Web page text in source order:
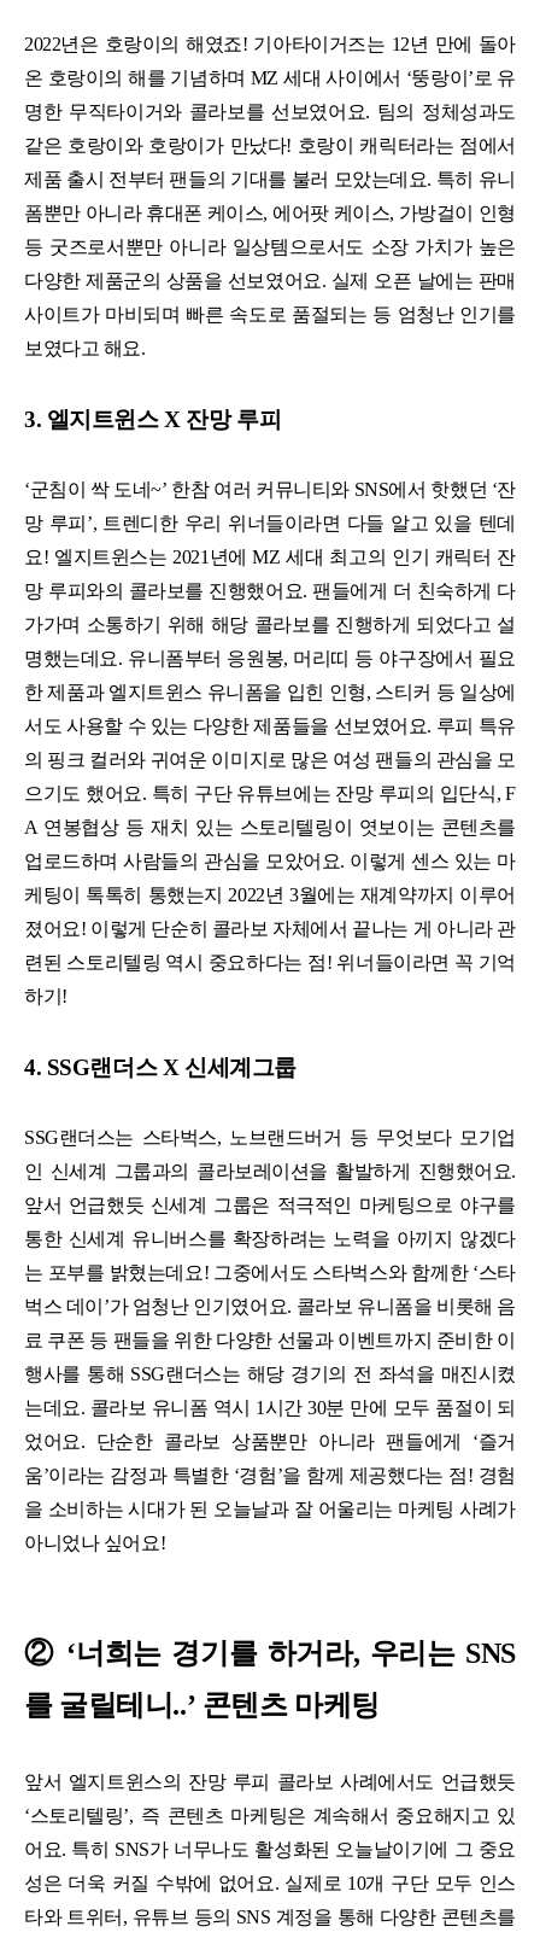
2022년은 호랑이의 해였죠! 기아타이거즈는 12년 만에 돌아
온 호랑이의 해를 기념하며 MZ 세대 사이에서 ‘뚱랑이’로 유
명한 무직타이거와 콜라보를 선보였어요. 팀의 정체성과도
같은 호랑이와 호랑이가 만났다! 호랑이 캐릭터라는 점에서
제품 출시 전부터 팬들의 기대를 불러 모았는데요. 특히 유니
폼뿐만 아니라 휴대폰 케이스, 에어팟 케이스, 가방걸이 인형
등 굿즈로서뿐만 아니라 일상템으로서도 소장 가치가 높은
다양한 제품군의 상품을 선보였어요. 실제 오픈 날에는 판매
사이트가 마비되며 빠른 속도로 품절되는 등 엄청난 인기를
보였다고 해요.
3. 엘지트윈스 X 잔망 루피
‘군침이 싹 도네~’ 한참 여러 커뮤니티와 SNS에서 핫했던 ‘잔
망 루피’, 트렌디한 우리 위너들이라면 다들 알고 있을 텐데
요! 엘지트윈스는 2021년에 MZ 세대 최고의 인기 캐릭터 잔
망 루피와의 콜라보를 진행했어요. 팬들에게 더 친숙하게 다
가가며 소통하기 위해 해당 콜라보를 진행하게 되었다고 설
명했는데요. 유니폼부터 응원봉, 머리띠 등 야구장에서 필요
한 제품과 엘지트윈스 유니폼을 입힌 인형, 스티커 등 일상에
서도 사용할 수 있는 다양한 제품들을 선보였어요. 루피 특유
의 핑크 컬러와 귀여운 이미지로 많은 여성 팬들의 관심을 모
으기도 했어요. 특히 구단 유튜브에는 잔망 루피의 입단식, F
A 연봉협상 등 재치 있는 스토리텔링이 엿보이는 콘텐츠를
업로드하며 사람들의 관심을 모았어요. 이렇게 센스 있는 마
케팅이 톡톡히 통했는지 2022년 3월에는 재계약까지 이루어
졌어요! 이렇게 단순히 콜라보 자체에서 끝나는 게 아니라 관
련된 스토리텔링 역시 중요하다는 점! 위너들이라면 꼭 기억
하기!
4. SSG랜더스 X 신세계그룹
SSG랜더스는 스타벅스, 노브랜드버거 등 무엇보다 모기업
인 신세계 그룹과의 콜라보레이션을 활발하게 진행했어요.
앞서 언급했듯 신세계 그룹은 적극적인 마케팅으로 야구를
통한 신세계 유니버스를 확장하려는 노력을 아끼지 않겠다
는 포부를 밝혔는데요! 그중에서도 스타벅스와 함께한 ‘스타
벅스 데이’가 엄청난 인기였어요. 콜라보 유니폼을 비롯해 음
료 쿠폰 등 팬들을 위한 다양한 선물과 이벤트까지 준비한 이
행사를 통해 SSG랜더스는 해당 경기의 전 좌석을 매진시켰
는데요. 콜라보 유니폼 역시 1시간 30분 만에 모두 품절이 되
었어요. 단순한 콜라보 상품뿐만 아니라 팬들에게 ‘즐거
움’이라는 감정과 특별한 ‘경험’을 함께 제공했다는 점! 경험
을 소비하는 시대가 된 오늘날과 잘 어울리는 마케팅 사례가
아니었나 싶어요!
② ‘너희는 경기를 하거라, 우리는 SNS
를 굴릴테니..’ 콘텐츠 마케팅
앞서 엘지트윈스의 잔망 루피 콜라보 사례에서도 언급했듯
‘스토리텔링’, 즉 콘텐츠 마케팅은 계속해서 중요해지고 있
어요. 특히 SNS가 너무나도 활성화된 오늘날이기에 그 중요
성은 더욱 커질 수밖에 없어요. 실제로 10개 구단 모두 인스
타와 트위터, 유튜브 등의 SNS 계정을 통해 다양한 콘텐츠를